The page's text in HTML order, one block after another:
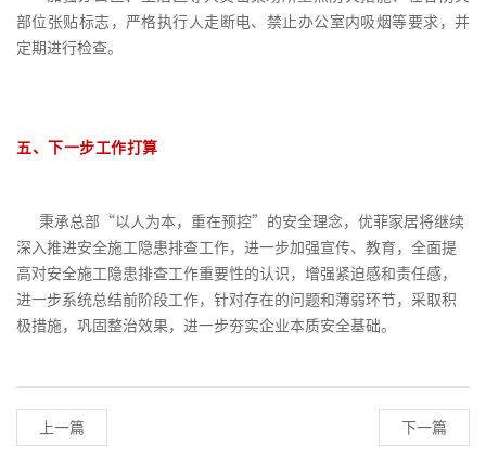
部位张贴标志，严格执行人走断电、禁止办公室内吸烟等要求，并
定期进行检查。
五、下一步工作打算
秉承总部“以人为本，重在预控”的安全理念，优菲家居将继续
深入推进安全施工隐患排查工作，进一步加强宣传、教育，全面提
高对安全施工隐患排查工作重要性的认识，增强紧迫感和责任感，
进一步系统总结前阶段工作，针对存在的问题和薄弱环节，采取积
极措施，巩固整治效果，进一步夯实企业本质安全基础。
上一篇 下一篇